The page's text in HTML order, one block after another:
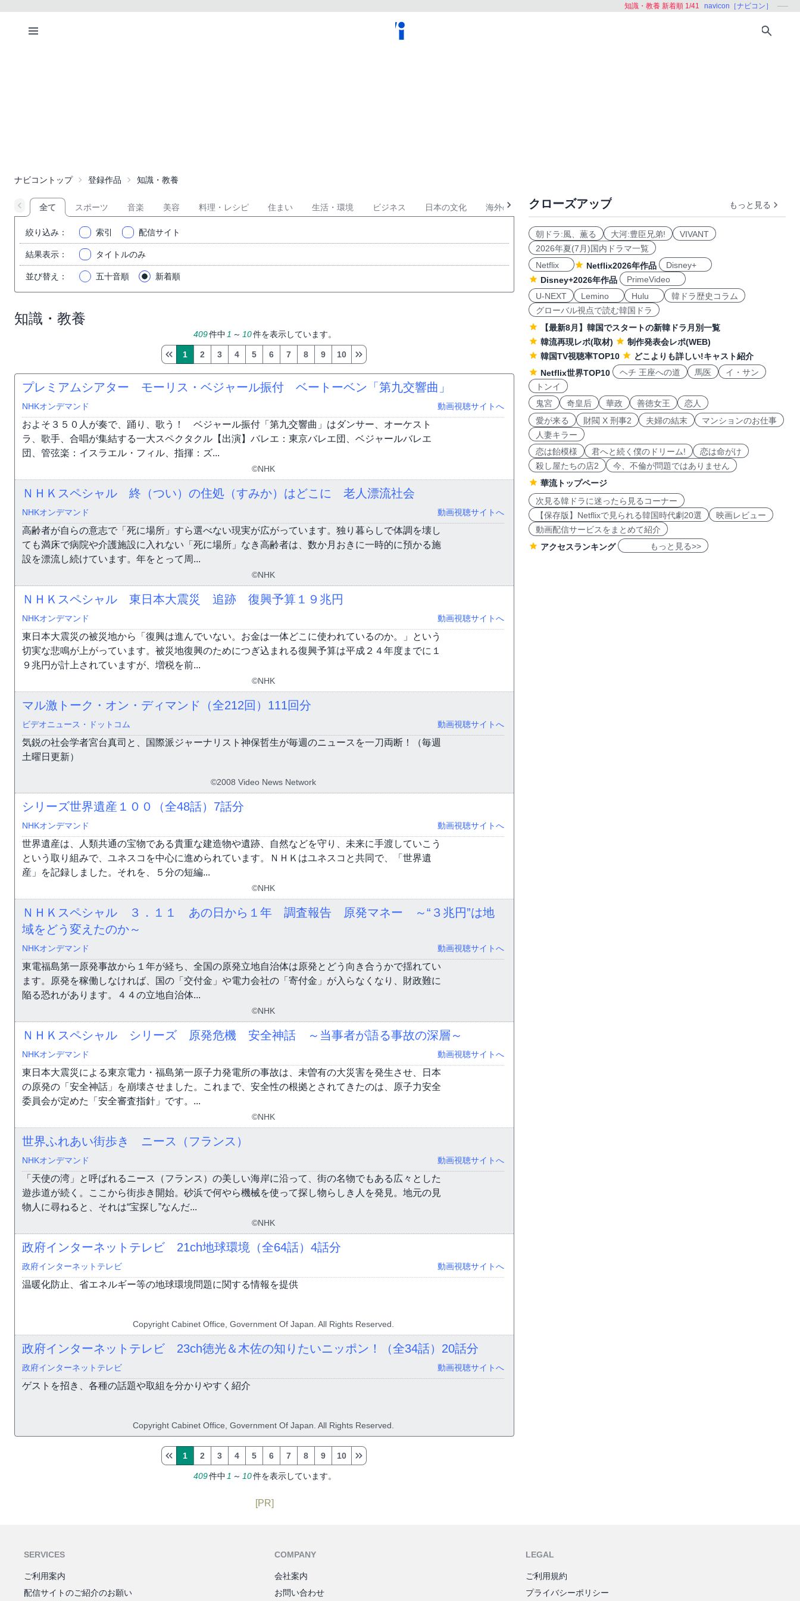
知識・教養 新着順 1/41 navicon［ナビコン］
ナビコントップ 登録作品 知識・教養
全て スポーツ 音楽 美容 料理・レシピ 住まい 生活・環境 ビジネス 日本の文化 海外の文化 健康 育児
絞り込み ： 索引 配信サイト
結果表示 ： タイトルのみ
並び替え ： 五十音順 新着順
知識・教養
409件中 1 ～ 10件を表示しています。
1 2 3 4 5 6 7 8 9 10
プレミアムシアター モーリス・ベジャール振付 ベートーベン「第九交響曲」
NHKオンデマンド 動画視聴サイトへ
およそ３５０人が奏で、踊り、歌う！ ベジャール振付「第九交響曲」はダンサー、オーケスト
ラ、歌手、合唱が集結する一大スペクタクル【出演】バレエ：東京バレエ団、ベジャールバレエ
団、管弦楽：イスラエル・フィル、指揮：ズ...
©NHK
ＮＨＫスペシャル 終（つい）の住処（すみか）はどこに 老人漂流社会
NHKオンデマンド 動画視聴サイトへ
高齢者が自らの意志で「死に場所」すら選べない現実が広がっています。独り暮らしで体調を壊し
ても満床で病院や介護施設に入れない「死に場所」なき高齢者は、数か月おきに一時的に預かる施
設を漂流し続けています。年をとって周...
©NHK
ＮＨＫスペシャル 東日本大震災 追跡 復興予算１９兆円
NHKオンデマンド 動画視聴サイトへ
東日本大震災の被災地から「復興は進んでいない。お金は一体どこに使われているのか。」という
切実な悲鳴が上がっています。被災地復興のためにつぎ込まれる復興予算は平成２４年度までに１
９兆円が計上されていますが、増税を前...
©NHK
マル激トーク・オン・ディマンド（全212回） 111回分
ビデオニュース・ドットコム 動画視聴サイトへ
気鋭の社会学者宮台真司と、国際派ジャーナリスト神保哲生が毎週のニュースを一刀両断！（毎週
土曜日更新）
©2008 Video News Network
シリーズ世界遺産１００（全48話） 7話分
NHKオンデマンド 動画視聴サイトへ
世界遺産は、人類共通の宝物である貴重な建造物や遺跡、自然などを守り、未来に手渡していこう
という取り組みで、ユネスコを中心に進められています。ＮＨＫはユネスコと共同で、「世界遺
産」を記録しました。それを、５分の短編...
©NHK
ＮＨＫスペシャル ３．１１ あの日から１年 調査報告 原発マネー ～“３兆円”は地
域をどう変えたのか～
NHKオンデマンド 動画視聴サイトへ
東電福島第一原発事故から１年が経ち、全国の原発立地自治体は原発とどう向き合うかで揺れてい
ます。原発を稼働しなければ、国の「交付金」や電力会社の「寄付金」が入らなくなり、財政難に
陥る恐れがあります。４４の立地自治体...
©NHK
ＮＨＫスペシャル シリーズ 原発危機 安全神話 ～当事者が語る事故の深層～
NHKオンデマンド 動画視聴サイトへ
東日本大震災による東京電力・福島第一原子力発電所の事故は、未曽有の大災害を発生させ、日本
の原発の「安全神話」を崩壊させました。これまで、安全性の根拠とされてきたのは、原子力安全
委員会が定めた「安全審査指針」です。...
©NHK
世界ふれあい街歩き ニース（フランス）
NHKオンデマンド 動画視聴サイトへ
「天使の湾」と呼ばれるニース（フランス）の美しい海岸に沿って、街の名物でもある広々とした
遊歩道が続く。ここから街歩き開始。砂浜で何やら機械を使って探し物らしき人を発見。地元の見
物人に尋ねると、それは“宝探し”なんだ...
©NHK
政府インターネットテレビ 21ch地球環境（全64話） 4話分
政府インターネットテレビ 動画視聴サイトへ
温暖化防止、省エネルギー等の地球環境問題に関する情報を提供
Copyright Cabinet Office, Government Of Japan. All Rights Reserved.
政府インターネットテレビ 23ch徳光＆木佐の知りたいニッポン！（全34話） 20話分
政府インターネットテレビ 動画視聴サイトへ
ゲストを招き、各種の話題や取組を分かりやすく紹介
Copyright Cabinet Office, Government Of Japan. All Rights Reserved.
409件中 1 ～ 10件を表示しています。
1 2 3 4 5 6 7 8 9 10
[PR]
クローズアップ もっと見る
朝ドラ:風、薫る 大河:豊臣兄弟!
VIVANT
2026年夏(7月)国内ドラマ一覧
Netflix
Netflix2026年作品
Disney+
Disney+2026年作品
PrimeVideo
U-NEXT
Lemino Hulu
韓ドラ歴史コラム
グローバル視点で読む韓国ドラ
【最新8月】韓国でスタートの新韓ドラ月別一覧
韓流再現レポ(取材)
制作発表会レポ(WEB)
韓国TV視聴率TOP10
どこよりも詳しい!キャスト紹介
Netflix世界TOP10
ヘチ 王座への道 馬医
イ・サン
トンイ
鬼宮
奇皇后 華政 善徳女王
恋人
愛が来る
財閥 X 刑事2 夫婦の結末
マンションのお仕事
人妻キラー
恋は飴模様
君へと続く僕のドリーム!
恋は命がけ
殺し屋たちの店2
今、不倫が問題ではありません
華流トップページ
次見る韓ドラに迷ったら見るコーナー
【保存版】Netflixで見られる韓国時代劇20選
映画レビュー
動画配信サービスをまとめて紹介
アクセスランキング
もっと見る>>
SERVICES
ご利用案内
配信サイトのご紹介のお願い
COMPANY
会社案内
お問い合わせ
LEGAL
ご利用規約
プライバシーポリシー